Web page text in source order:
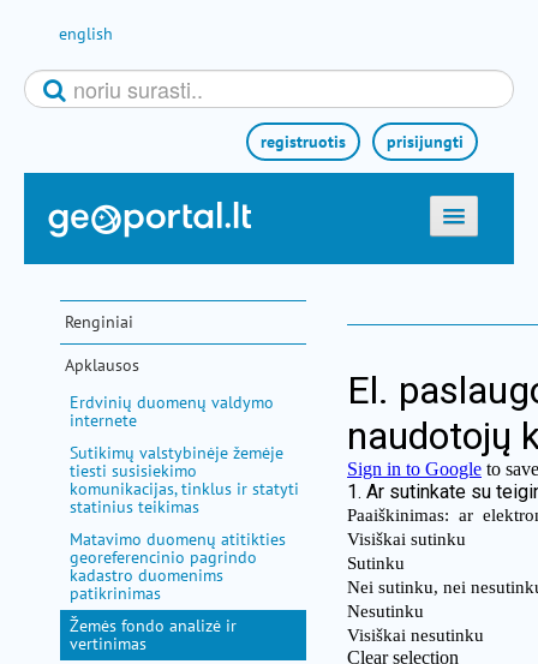
english
prisijungti
registruotis
titulinis
žemėlapiai
el. paslaugos
paieška
aktualijos
metodinė informacija
pagalba
Renginiai
Apklausos
Erdvinių duomenų valdymo
internete
Sutikimų valstybinėje žemėje
tiesti susisiekimo
komunikacijas, tinklus ir statyti
statinius teikimas
Matavimo duomenų atitikties
georeferencinio pagrindo
kadastro duomenims
patikrinimas
Žemės fondo analizė ir
vertinimas